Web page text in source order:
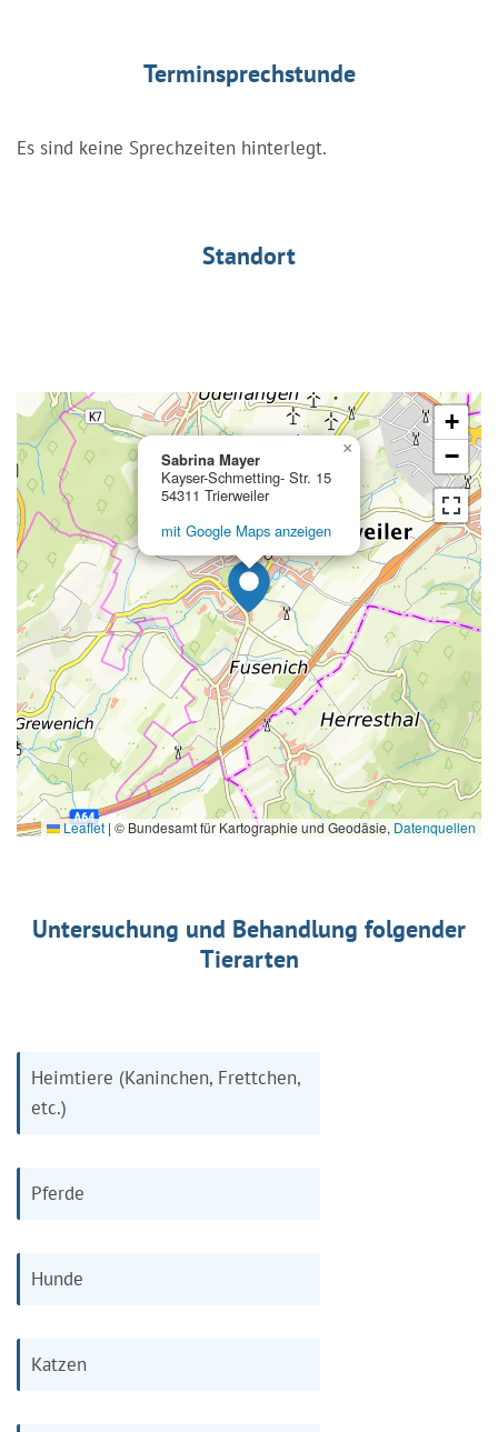
Terminsprechstunde
Es sind keine Sprechzeiten hinterlegt.
Standort
Sabrina Mayer
Kayser-Schmetting- Str. 15
54311 Trierweiler
mit Google Maps anzeigen
×
+
−
Leaflet | © Bundesamt für Kartographie und Geodäsie, Datenquellen
Untersuchung und Behandlung folgender
Tierarten
Heimtiere (Kaninchen, Frettchen,
etc.)
Pferde
Hunde
Katzen